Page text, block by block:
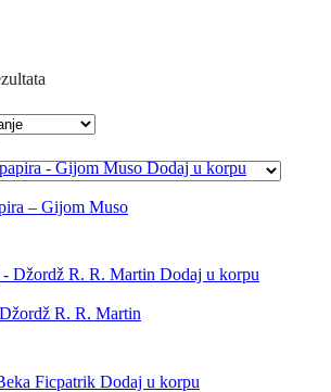
Dodaj u korpu
– Gijom Muso
Dodaj u korpu
R. R. Martin
Dodaj u korpu